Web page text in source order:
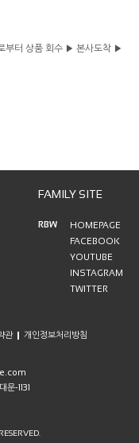
부터 상품 회수 ▶ 본사도착 ▶
FAMILY SITE
RBW
HOMEPAGE
FACEBOOK
YOUTUBE
INSTAGRAM
TWITTER
관 개인정보처리방침
문-1131